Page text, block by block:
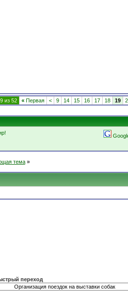
из 52 « Первая < 9 14 15 16 17 18 19
тема »
переход